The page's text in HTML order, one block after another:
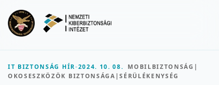
IT BIZTONSÁG HÍR-2024. 10. 08. MOBILBIZTONSÁG |
OKOSESZKÖZÖK BIZTONSÁGA |SÉRÜLÉKENYSÉG